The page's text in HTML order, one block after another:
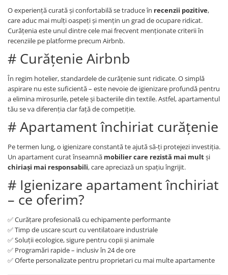
O experiență curată și confortabilă se traduce în recenzii pozitive,
care aduc mai mulți oaspeți și mențin un grad de ocupare ridicat.
Curățenia este unul dintre cele mai frecvent menționate criterii în
recenziile pe platforme precum Airbnb.
# Curățenie Airbnb
În regim hotelier, standardele de curățenie sunt ridicate. O simplă
aspirare nu este suficientă – este nevoie de igienizare profundă pentru
a elimina mirosurile, petele și bacteriile din textile. Astfel, apartamentul
tău se va diferenția clar față de competiție.
# Apartament închiriat curățenie
Pe termen lung, o igienizare constantă te ajută să-ți protejezi investiția.
Un apartament curat înseamnă mobilier care rezistă mai multși
chiriași mai responsabili, care apreciază un spațiu îngrijit.
# Igienizare apartament închiriat
– ce oferim?
✅ Curățare profesională cu echipamente performante
✅ Timp de uscare scurt cu ventilatoare industriale
✅ Soluții ecologice, sigure pentru copii și animale
✅ Programări rapide – inclusiv în 24 de ore
✅ Oferte personalizate pentru proprietari cu mai multe apartamente